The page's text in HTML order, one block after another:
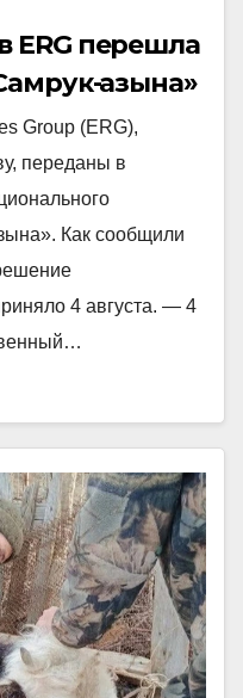
ERG перешла
Қазына»
Group (ERG),
переданы в
Как сообщили
4 августа. — 4